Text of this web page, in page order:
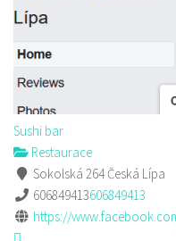
Sushi bar
Restaurace
Sokolská 264 Česká Lípa
606849413606849413
https://